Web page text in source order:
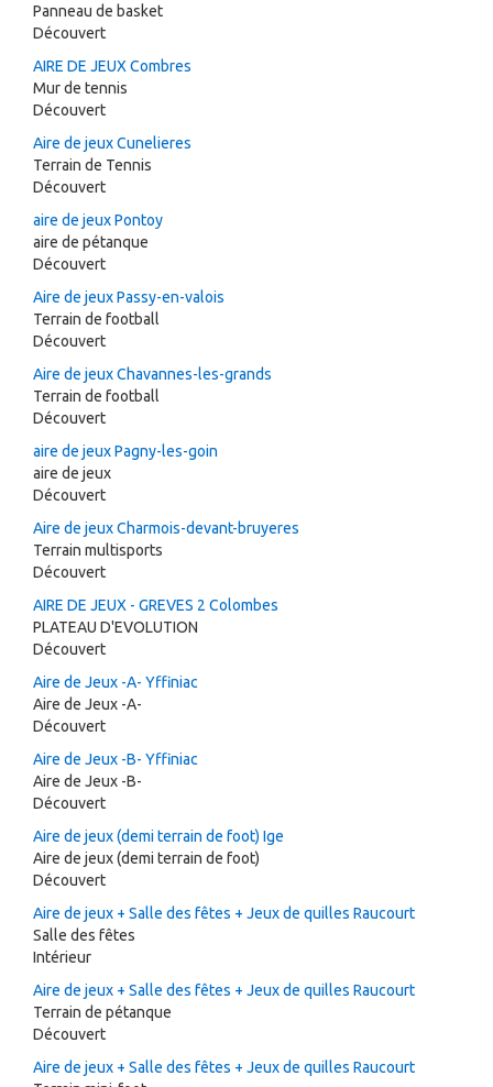
Panneau de basket
Découvert
AIRE DE JEUX Combres
Mur de tennis
Découvert
Aire de jeux Cunelieres
Terrain de Tennis
Découvert
aire de jeux Pontoy
aire de pétanque
Découvert
Aire de jeux Passy-en-valois
Terrain de football
Découvert
Aire de jeux Chavannes-les-grands
Terrain de football
Découvert
aire de jeux Pagny-les-goin
aire de jeux
Découvert
Aire de jeux Charmois-devant-bruyeres
Terrain multisports
Découvert
AIRE DE JEUX - GREVES 2 Colombes
PLATEAU D'EVOLUTION
Découvert
Aire de Jeux -A- Yffiniac
Aire de Jeux -A-
Découvert
Aire de Jeux -B- Yffiniac
Aire de Jeux -B-
Découvert
Aire de jeux (demi terrain de foot) Ige
Aire de jeux (demi terrain de foot)
Découvert
Aire de jeux + Salle des fêtes + Jeux de quilles Raucourt
Salle des fêtes
Intérieur
Aire de jeux + Salle des fêtes + Jeux de quilles Raucourt
Terrain de pétanque
Découvert
Aire de jeux + Salle des fêtes + Jeux de quilles Raucourt